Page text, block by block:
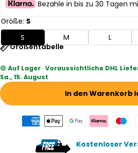
Bezahle in bis zu 30 Tagen
Größe: S
S
M L
Größentabelle
🟢 Auf Lager · Voraussichtliche DHL
Sa., 15. August
In den Warenkorb
Kostenloser